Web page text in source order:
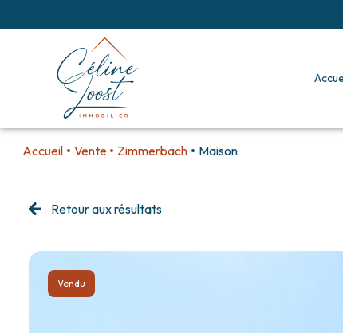
Accueil Vente Zimmerbach Maison
Retour aux résultats
Vendu